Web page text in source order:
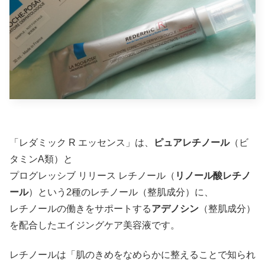
「レダミック R エッセンス」は、 ピュアレチノール（ビ
タミンA類）と
プログレッシブ リリース レチノール（ リノール酸レチノ
ール）という2種のレチノール（整肌成分）に、
レチノールの働きをサポートするアデノシン （整肌成分）
を配合したエイジングケア美容液です。
レチノールは「肌のきめをなめらかに整えることで知られ